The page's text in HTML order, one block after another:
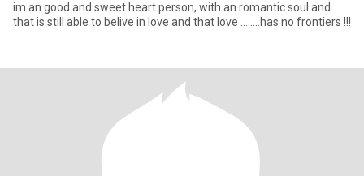
im an good and sweet heart person, with an romantic soul and
that is still able to belive in love and that love ........has no frontiers !!!